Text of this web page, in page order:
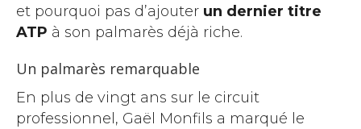
et pourquoi pas d’ajouter un dernier titre
ATP à son palmarès déjà riche.
Un palmarès remarquable
En plus de vingt ans sur le circuit
professionnel, Gaël Monfils a marqué le